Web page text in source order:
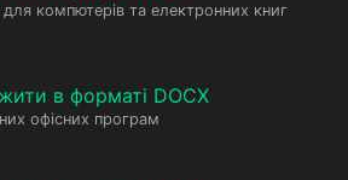
для компютерів та електронних книг
в форматі DOCX
офісних програм